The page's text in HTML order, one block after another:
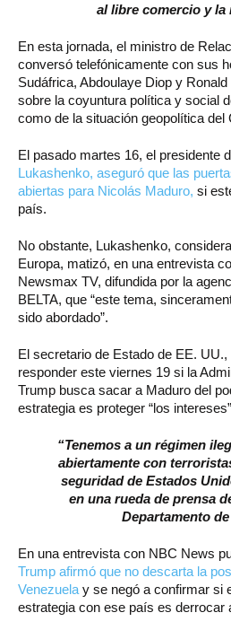
al libre comercio y la
En esta jornada, el ministro de
conversó telefónicamente con sus
Sudáfrica, Abdoulaye Diop y
sobre la coyuntura política y social
como de la situación geopolítica del
El pasado martes 16, el presidente
Lukashenko, aseguró que las
abiertas para Nicolás Maduro, si
país.
No obstante, Lukashenko,
Europa, matizó, en una entrevista
Newsmax TV, difundida por la
BELTA, que “este tema,
sido abordado”.
El secretario de Estado de EE.
responder este viernes 19 si la
Trump busca sacar a Maduro del
estrategia es proteger “los
“Tenemos a un régimen
abiertamente con
seguridad de Estados
en una rueda de prensa
Departamento
En una entrevista con NBC News
Trump afirmó que no descarta la
Venezuela y se negó a confirmar si
estrategia con ese país es derrocar